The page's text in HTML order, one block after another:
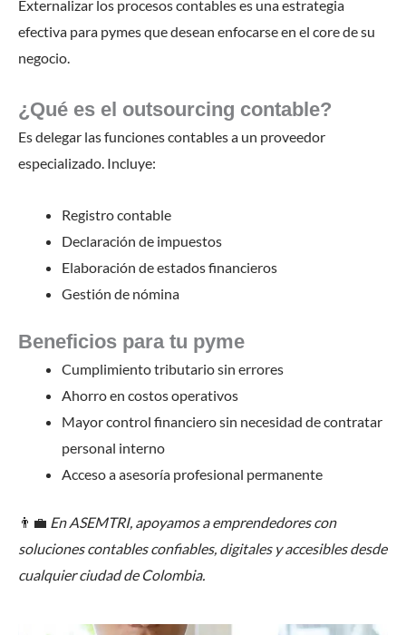
Externalizar los procesos contables es una estrategia
efectiva para pymes que desean enfocarse en el core de su
negocio.
¿Qué es el outsourcing contable?
Es delegar las funciones contables a un proveedor
especializado. Incluye:
Registro contable
Declaración de impuestos
Elaboración de estados financieros
Gestión de nómina
Beneficios para tu pyme
Cumplimiento tributario sin errores
Ahorro en costos operativos
Mayor control financiero sin necesidad de contratar
personal interno
Acceso a asesoría profesional permanente
👨‍💼 En ASEMTRI, apoyamos a emprendedores con
soluciones contables confiables, digitales y accesibles desde
cualquier ciudad de Colombia.